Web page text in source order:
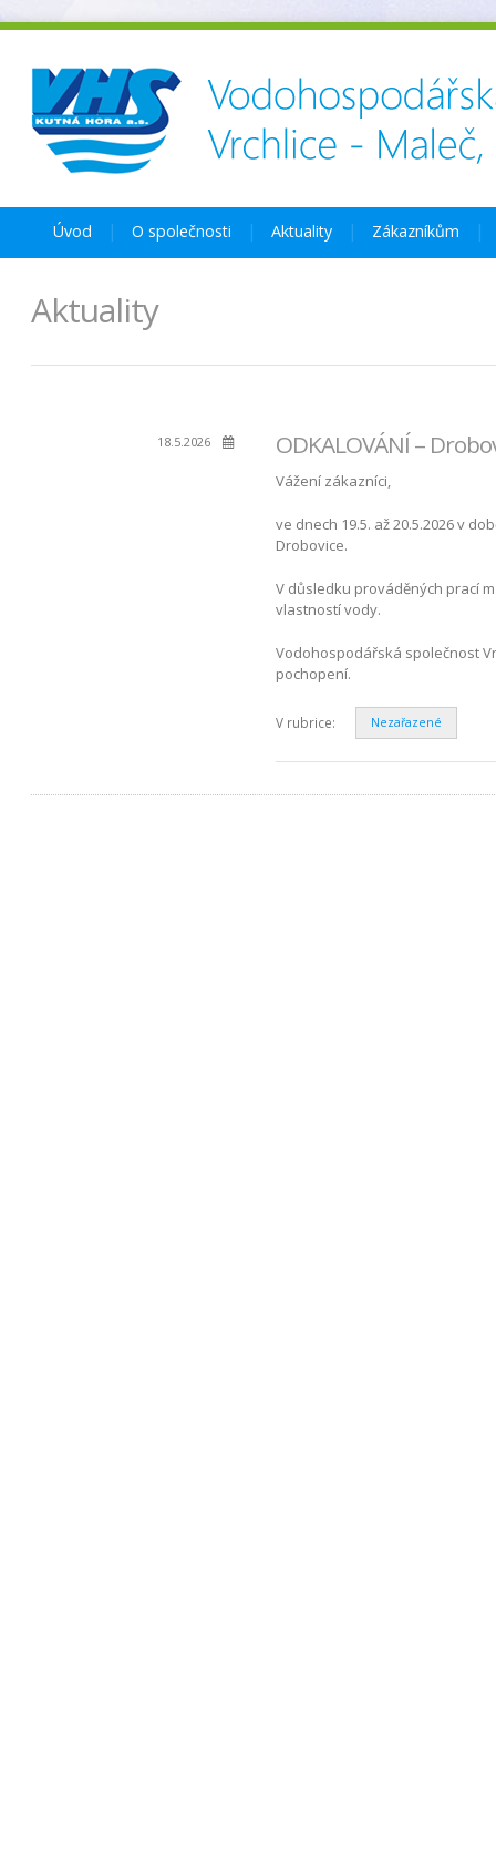
Úvod O společnosti Aktuality Zákazníkům
Aktuality
18.5.2026 ODKALOVÁNÍ –
Vážení zákazníci,
ve dnech 19.5. až 20.5.2026 v
Drobovice.
V důsledku prováděných prací
vlastností vody.
Vodohospodářská společnost
pochopení.
V rubrice: Nezařazené